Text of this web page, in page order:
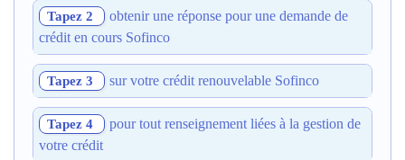
Tapez 2
obtenir une réponse pour une demande de
crédit en cours Sofinco
Tapez 3 sur votre crédit renouvelable Sofinco
Tapez 4
pour tout renseignement liées à la gestion de
votre crédit